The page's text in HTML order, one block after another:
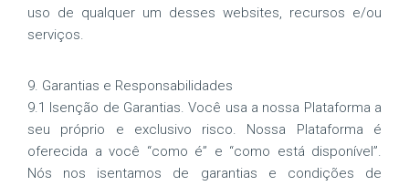
uso de qualquer um desses websites, recursos e/ou
serviços.
9. Garantias e Responsabilidades
9.1 Isenção de Garantias. Você usa a nossa Plataforma a
seu próprio e exclusivo risco. Nossa Plataforma é
oferecida a você “como é” e “como está disponível”.
Nós nos isentamos de garantias e condições de